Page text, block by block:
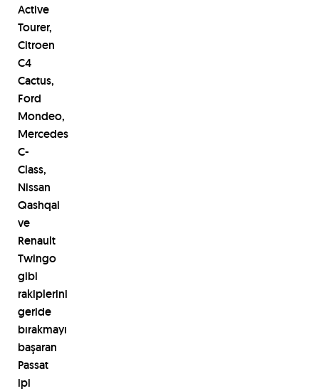
Active
Tourer,
Citroen
C4
Cactus,
Ford
Mondeo,
Mercedes
C-
Class,
Nissan
Qashqai
ve
Renault
Twingo
gibi
rakiplerini
geride
bırakmayı
başaran
Passat
ipi